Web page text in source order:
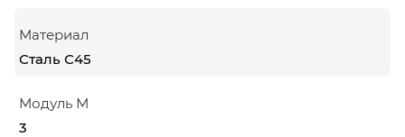
Материал
Сталь С45
Модуль М
3